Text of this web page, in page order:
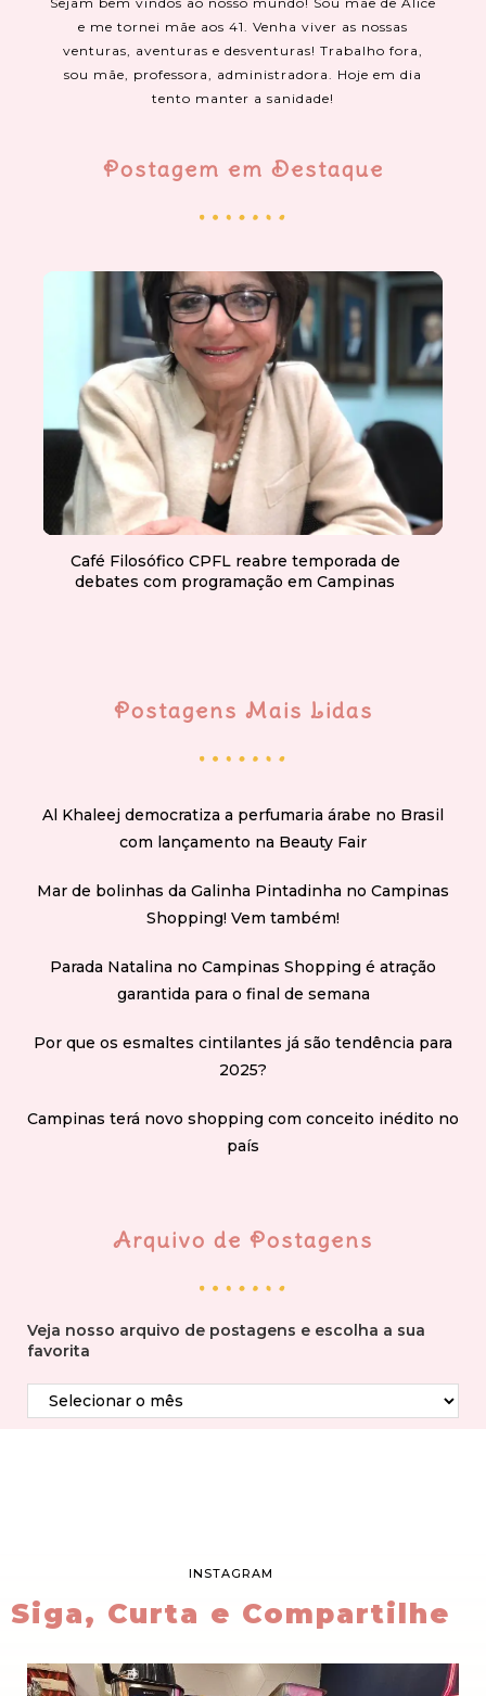
e me tornei mãe aos 41. Venha viver as nossas
venturas, aventuras e desventuras! Trabalho fora,
sou mãe, professora, administradora. Hoje em dia
tento manter a sanidade!
Postagem em Destaque
Café Filosófico CPFL reabre temporada de
debates com programação em Campinas
Postagens Mais Lidas
Al Khaleej democratiza a perfumaria árabe no Brasil
com lançamento na Beauty Fair
Mar de bolinhas da Galinha Pintadinha no Campinas
Shopping! Vem também!
Parada Natalina no Campinas Shopping é atração
garantida para o final de semana
Por que os esmaltes cintilantes já são tendência para
2025?
Campinas terá novo shopping com conceito inédito no
país
Arquivo de Postagens
Veja nosso arquivo de postagens e escolha a sua
favorita
INSTAGRAM
Siga, Curta e Compartilhe